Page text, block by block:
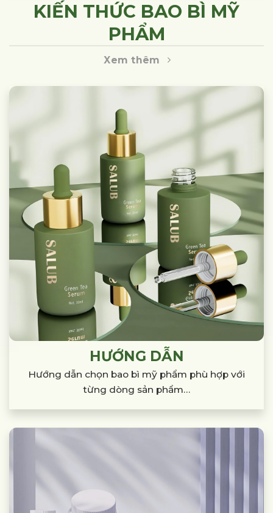
KIẾN THỨC BAO BÌ MỸ
PHẨM
Xem thêm
HƯỚNG DẪN
Hướng dẫn chọn bao bì mỹ phẩm phù hợp với
từng dòng sản phẩm…